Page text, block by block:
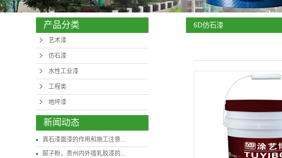
产品分类
艺术漆
仿石漆
水性工业漆
工程类
地坪漆
新闻动态
真石漆面漆的作用和施工注意...
腻子粉，贵州内外墙乳胶漆的...
6D仿石漆